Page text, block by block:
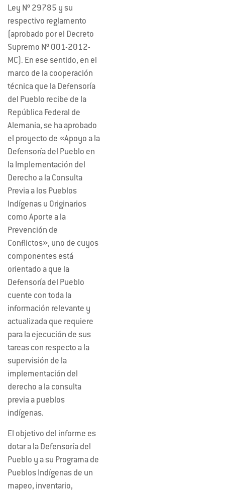
Ley Nº 29785 y su
respectivo reglamento
(aprobado por el Decreto
Supremo Nº 001-2012-
MC). En ese sentido, en el
marco de la cooperación
técnica que la Defensoría
del Pueblo recibe de la
República Federal de
Alemania, se ha aprobado
el proyecto de «Apoyo a la
Defensoría del Pueblo en
la Implementación del
Derecho a la Consulta
Previa a los Pueblos
Indígenas u Originarios
como Aporte a la
Prevención de
Conflictos», uno de cuyos
componentes está
orientado a que la
Defensoría del Pueblo
cuente con toda la
información relevante y
actualizada que requiere
para la ejecución de sus
tareas con respecto a la
supervisión de la
implementación del
derecho a la consulta
previa a pueblos
indígenas.
El objetivo del informe es
dotar a la Defensoría del
Pueblo y a su Programa de
Pueblos Indígenas de un
mapeo, inventario,